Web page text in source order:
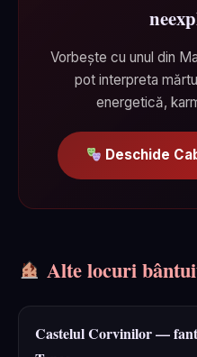
Vorbește cu unul din
pot interpreta
energetică,
Deschide
Alte locuri
Castelul Corvinilor —